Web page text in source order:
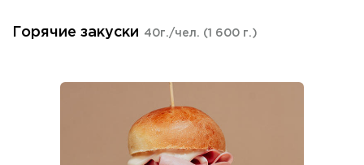
Горячие закуски 40г./чел. (1 600 г.)